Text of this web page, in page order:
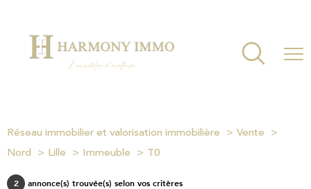
Réseau immobilier et valorisation immobilière
Vente
Nord
Lille Immeuble T0
2 annonce(s) trouvée(s) selon vos critères